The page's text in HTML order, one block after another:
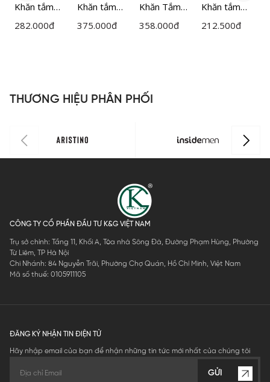
Khăn tắm
70x140cm
282.000đ
Khăn tắm
70x140cm
375.000đ
Khăn Tắm
Salina 100%
358.000đ
Khăn tắm
50x100cm
212.500đ
THƯƠNG HIỆU PHÂN PHỐI
CÔNG TY CỔ PHẦN ĐẦU TƯ K&G VIỆT NAM
Trụ sở chính: Tầng 11, Khối A, Tòa nhà Sông Đà, Đường Phạm Hùng, Phường
Từ Liêm, TP Hà Nội
Chi Nhánh: 84 Nguyễn Trãi, Phường Chợ Quán, Hồ Chí Minh, Việt Nam
Mã số thuế: 0105911105
ĐĂNG KÝ NHẬN TIN ĐIỆN TỬ
Hãy nhập email của bạn để nhận những tin tức mới nhất của chúng tôi
GỬI